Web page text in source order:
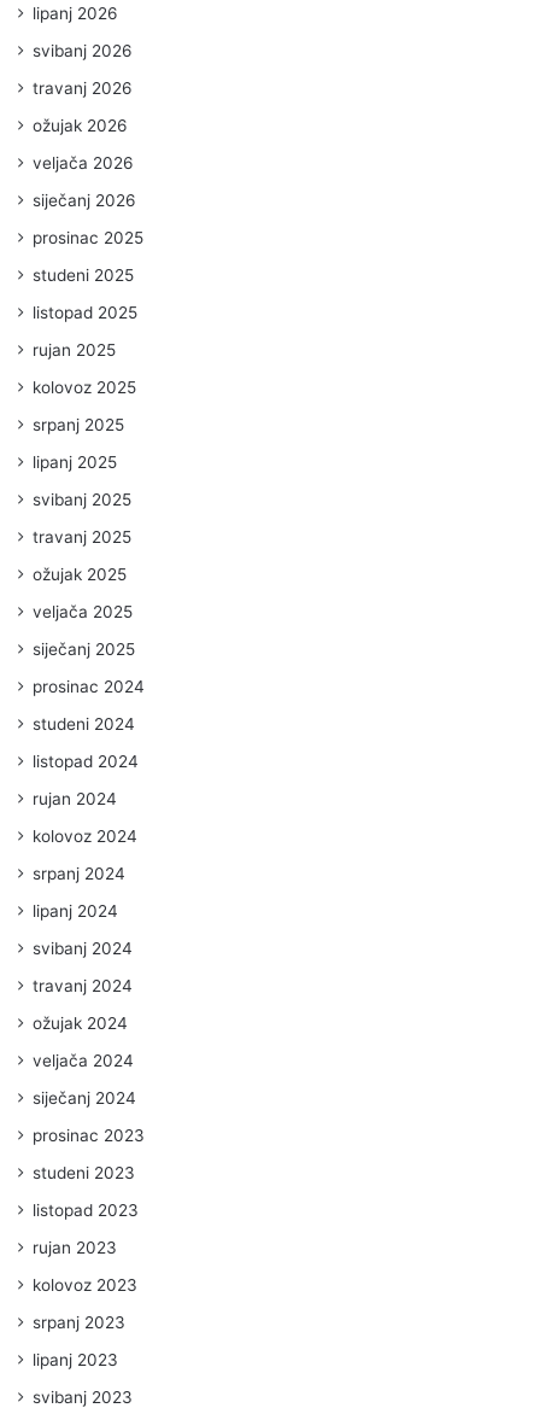
lipanj 2026
svibanj 2026
travanj 2026
ožujak 2026
veljača 2026
siječanj 2026
prosinac 2025
studeni 2025
listopad 2025
rujan 2025
kolovoz 2025
srpanj 2025
lipanj 2025
svibanj 2025
travanj 2025
ožujak 2025
veljača 2025
siječanj 2025
prosinac 2024
studeni 2024
listopad 2024
rujan 2024
kolovoz 2024
srpanj 2024
lipanj 2024
svibanj 2024
travanj 2024
ožujak 2024
veljača 2024
siječanj 2024
prosinac 2023
studeni 2023
listopad 2023
rujan 2023
kolovoz 2023
srpanj 2023
lipanj 2023
svibanj 2023